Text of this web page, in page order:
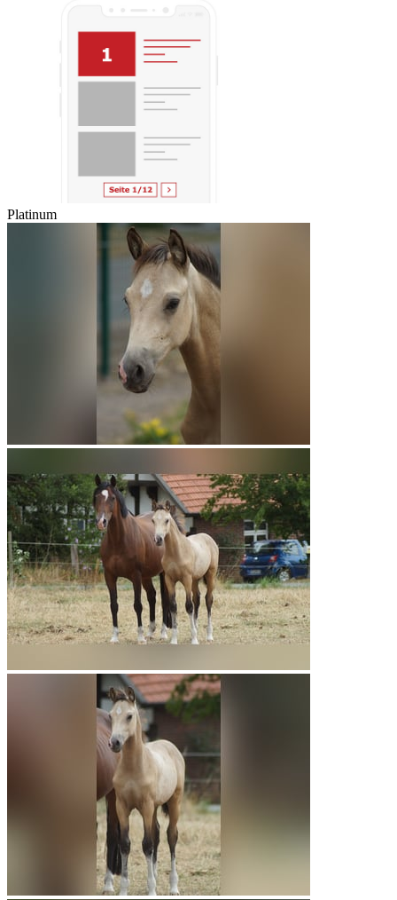
Platinum